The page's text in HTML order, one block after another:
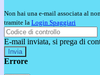
Non hai una e-mail associata al
tramite la Login Spaggiari
E-mail inviata, si prega di
Errore